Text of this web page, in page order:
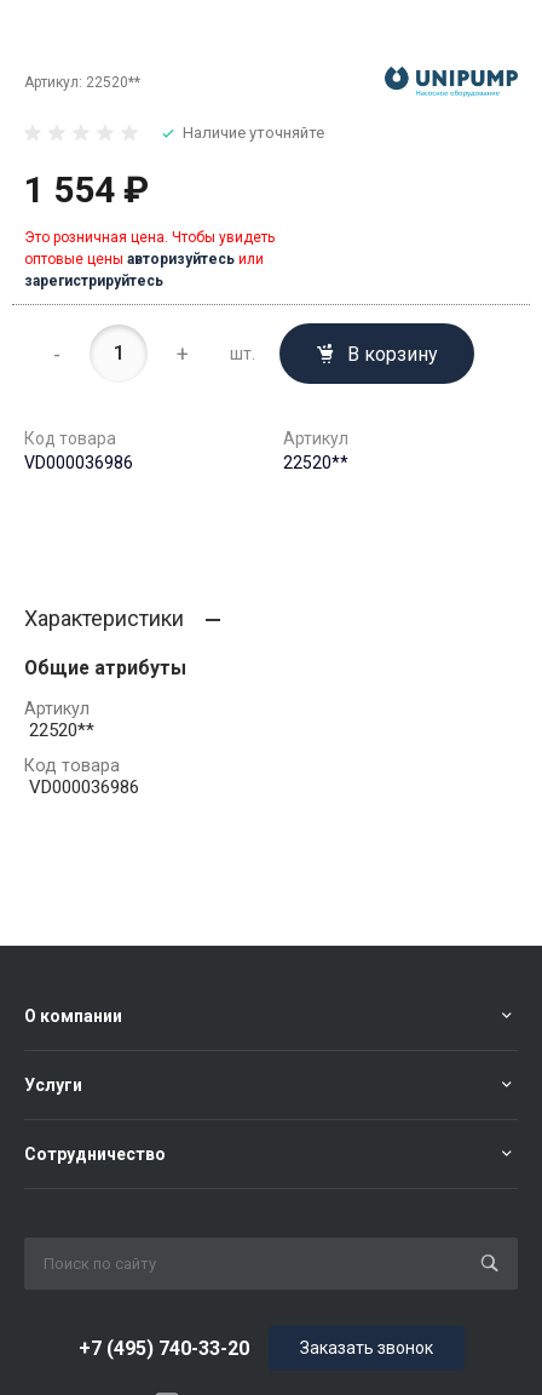
Артикул: 22520**
Наличие уточняйте
1 554 ₽
Это розничная цена. Чтобы увидеть
оптовые цены авторизуйтесь или
зарегистрируйтесь
- + шт. В корзину
Код товара
VD000036986
Артикул
22520**
Характеристики
Общие атрибуты
Артикул
22520**
Код товара
VD000036986
О компании
Услуги
Сотрудничество
+7 (495) 740-33-20 Заказать звонок